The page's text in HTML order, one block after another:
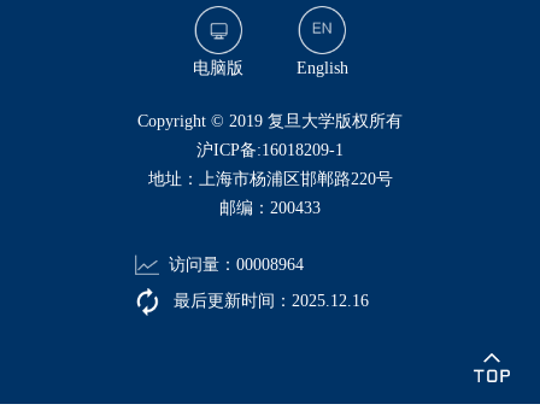
电脑版 English
​Copyright © 2019 复旦大学版权所有
沪ICP备:16018209-1
地址：上海市杨浦区邯郸路220号
邮编：200433
访问量： 00008964
最后更新时间： 2025 12 16